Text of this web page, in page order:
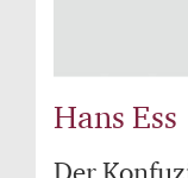
Hans Ess